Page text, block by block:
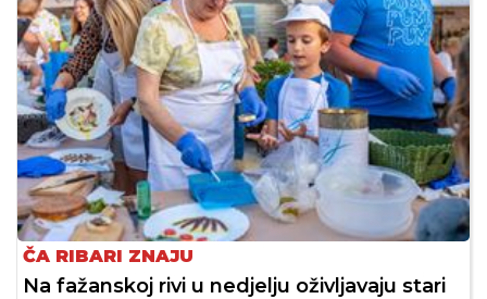
ČA RIBARI ZNAJU
Na fažanskoj rivi u nedjelju oživljavaju stari